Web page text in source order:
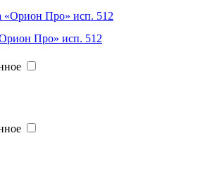
Про» исп. 512